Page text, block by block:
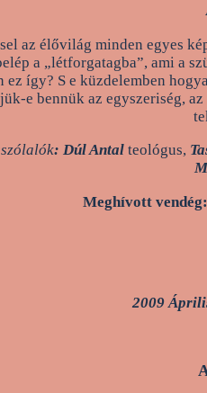
az élővilág minden egyes
a „létforgatagba”, ami a
ez így? S e küzdelemben
e bennük az egyszeriség,
: Dúl Antalteológus,
Meghívott
2009